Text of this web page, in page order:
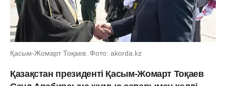
Қасым-Жомарт Тоқаев. Фото: akorda.kz
Қазақстан президенті Қасым-Жомарт Тоқаев